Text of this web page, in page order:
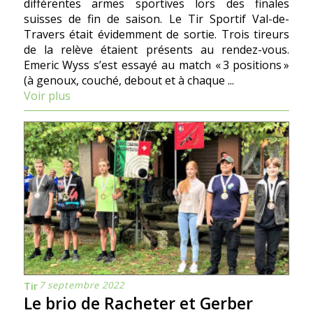
différentes armes sportives lors des finales
suisses de fin de saison. Le Tir Sportif Val-de-
Travers était évidemment de sortie. Trois tireurs
de la relève étaient présents au rendez-vous.
Emeric Wyss s’est essayé au match « 3 positions »
(à genoux, couché, debout et à chaque ...
Voir plus
Tir 7 septembre 2022
Le brio de Racheter et Gerber